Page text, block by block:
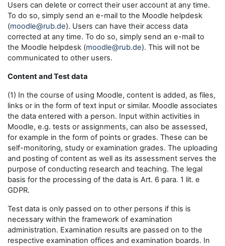
Users can delete or correct their user account at any time.
To do so, simply send an e-mail to the Moodle helpdesk
(moodle@rub.de). Users can have their access data
corrected at any time. To do so, simply send an e-mail to
the Moodle helpdesk (moodle@rub.de). This will not be
communicated to other users.
Content and Test data
(1) In the course of using Moodle, content is added, as files,
links or in the form of text input or similar. Moodle associates
the data entered with a person. Input within activities in
Moodle, e.g. tests or assignments, can also be assessed,
for example in the form of points or grades. These can be
self-monitoring, study or examination grades. The uploading
and posting of content as well as its assessment serves the
purpose of conducting research and teaching. The legal
basis for the processing of the data is Art. 6 para. 1 lit. e
GDPR.
Test data is only passed on to other persons if this is
necessary within the framework of examination
administration. Examination results are passed on to the
respective examination offices and examination boards. In